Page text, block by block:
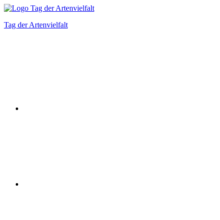
Zum
springen
Tag der Artenvielfalt